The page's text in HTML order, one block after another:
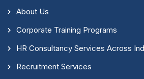
About Us
Corporate Training Programs
HR Consultancy Services Across
Recruitment Services